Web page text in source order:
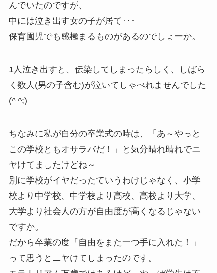
んでいたのですが、
中には泣き出す女の子が居て･･･
保育園児でも感極まるものがあるのでしょーか。
1人泣き出すと、伝染してしまったらしく、しばら
く数人(男の子含む)が泣いてしゃべれませんでした
(^ ^;)
ちなみに私が自分の卒業式の時は、「あ～やっと
この学校ともオサラバだ！」と気分晴れ晴れでニ
ヤけてましたけどね～
別に学校がイヤだったていうわけじゃなく、小学
校より中学校、中学校より高校、高校より大学、
大学より社会人の方が自由度が高くなるじゃない
ですか。
だから卒業の度「自由をまた一つ手に入れた！」
って思うとニヤけてしまったのです。